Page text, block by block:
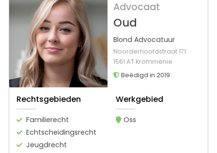
Advocaat
Oud
Blond Advocatuur
Noorderhoofdstraat 171
1561 AT Krommenie
Beëdigd in 2019
Rechtsgebieden
Familierecht
Echtscheidingsrecht
Jeugdrecht
Werkgebied
Oss